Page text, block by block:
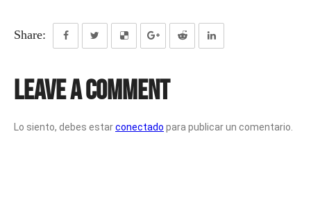
Share:
Leave a Comment
Lo siento, debes estarconectado para publicar un comentario.